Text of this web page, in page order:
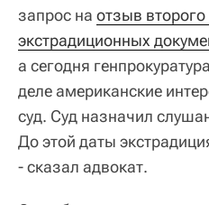
запрос на отзыв
экстрадиционных
а сегодня
деле американские
суд. Суд назначил
До этой даты
- сказал адвокат.